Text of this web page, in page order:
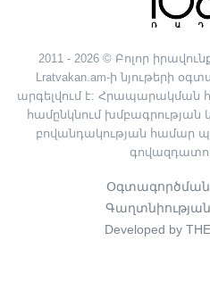
2011 - 2026 © Բոլոր
Lratvakan.am-ի նյութերի
արգելվում է: Հրապարակման
համընկնում խմբագրության
բովանդակության համար
Developed by